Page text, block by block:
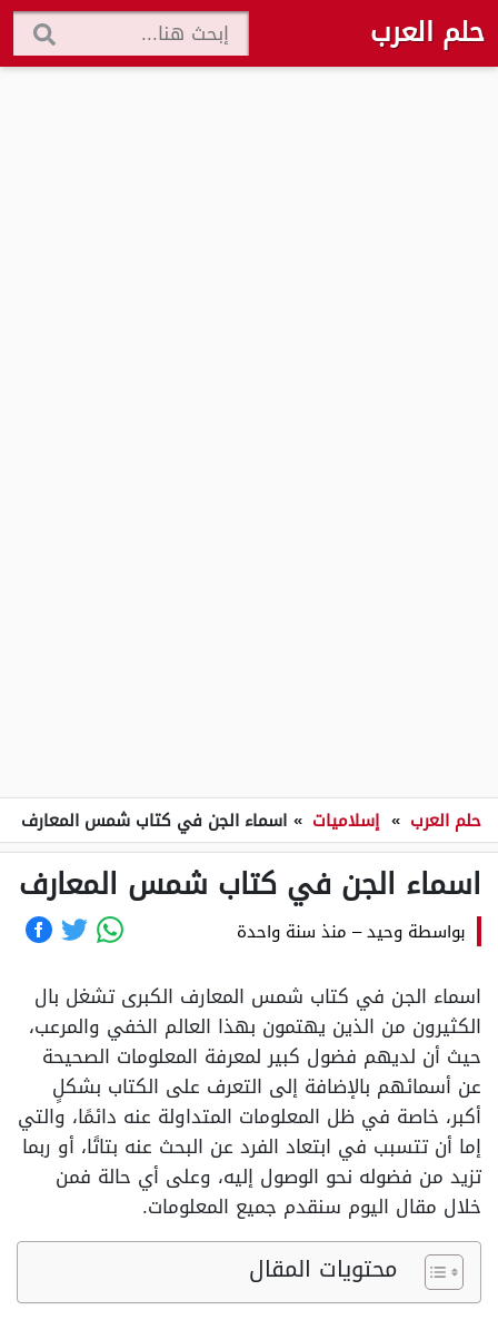
حلم العرب
حلم العرب » إسلاميات » اسماء الجن في كتاب شمس المعارف
اسماء الجن في كتاب شمس المعارف
بواسطة وحيد– منذ سنة واحدة
اسماء الجن في كتاب شمس المعارف الكبرى تشغل بال
الكثيرون من الذين يهتمون بهذا العالم الخفي والمرعب،
حيث أن لديهم فضول كبير لمعرفة المعلومات الصحيحة
عن أسمائهم بالإضافة إلى التعرف على الكتاب بشكلٍ
أكبر، خاصة في ظل المعلومات المتداولة عنه دائمًا، والتي
إما أن تتسبب في ابتعاد الفرد عن البحث عنه بتاتًا، أو ربما
تزيد من فضوله نحو الوصول إليه، وعلى أي حالة فمن
خلال مقال اليوم سنقدم جميع المعلومات.
محتويات المقال